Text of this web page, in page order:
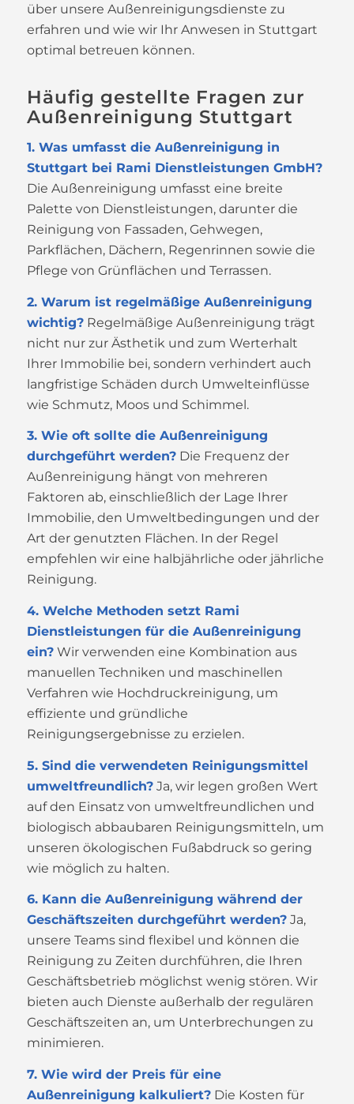
über unsere Außenreinigungsdienste zu
erfahren und wie wir Ihr Anwesen in Stuttgart
optimal betreuen können.
Häufig gestellte Fragen zur
Außenreinigung Stuttgart
1. Was umfasst die Außenreinigung in
Stuttgart bei Rami Dienstleistungen GmbH?
Die Außenreinigung umfasst eine breite
Palette von Dienstleistungen, darunter die
Reinigung von Fassaden, Gehwegen,
Parkflächen, Dächern, Regenrinnen sowie die
Pflege von Grünflächen und Terrassen.
2. Warum ist regelmäßige Außenreinigung
wichtig?Regelmäßige Außenreinigung trägt
nicht nur zur Ästhetik und zum Werterhalt
Ihrer Immobilie bei, sondern verhindert auch
langfristige Schäden durch Umwelteinflüsse
wie Schmutz, Moos und Schimmel.
3. Wie oft sollte die Außenreinigung
durchgeführt werden?Die Frequenz der
Außenreinigung hängt von mehreren
Faktoren ab, einschließlich der Lage Ihrer
Immobilie, den Umweltbedingungen und der
Art der genutzten Flächen. In der Regel
empfehlen wir eine halbjährliche oder jährliche
Reinigung.
4. Welche Methoden setzt Rami
Dienstleistungen für die Außenreinigung
ein?Wir verwenden eine Kombination aus
manuellen Techniken und maschinellen
Verfahren wie Hochdruckreinigung, um
effiziente und gründliche
Reinigungsergebnisse zu erzielen.
5. Sind die verwendeten Reinigungsmittel
umweltfreundlich?Ja, wir legen großen Wert
auf den Einsatz von umweltfreundlichen und
biologisch abbaubaren Reinigungsmitteln, um
unseren ökologischen Fußabdruck so gering
wie möglich zu halten.
6. Kann die Außenreinigung während der
Geschäftszeiten durchgeführt werden?Ja,
unsere Teams sind flexibel und können die
Reinigung zu Zeiten durchführen, die Ihren
Geschäftsbetrieb möglichst wenig stören. Wir
bieten auch Dienste außerhalb der regulären
Geschäftszeiten an, um Unterbrechungen zu
minimieren.
7. Wie wird der Preis für eine
Außenreinigung kalkuliert?Die Kosten für